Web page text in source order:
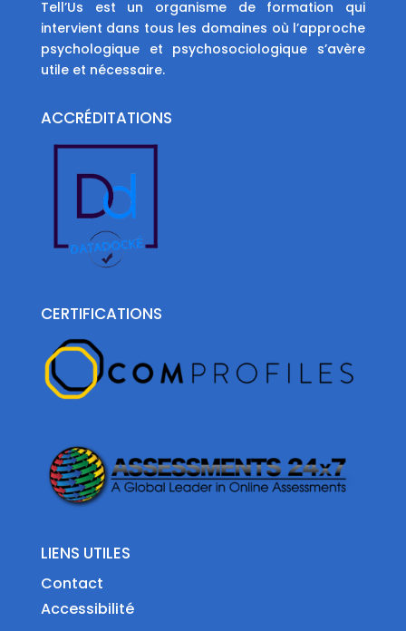
Tell’Us est un organisme de formation qui
intervient dans tous les domaines où l’approche
psychologique et psychosociologique s’avère
utile et nécessaire.
ACCRÉDITATIONS
CERTIFICATIONS
LIENS UTILES
Contact
Accessibilité